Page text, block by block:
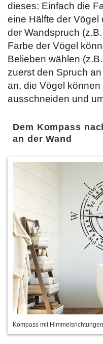
dieses: Einfach die
eine Hälfte der Vögel
der Wandspruch
Farbe der Vögel
Belieben wählen
zuerst den Spruch
an, die Vögel
ausschneiden und
Dem Kompass
an der Wand
Kompass mit